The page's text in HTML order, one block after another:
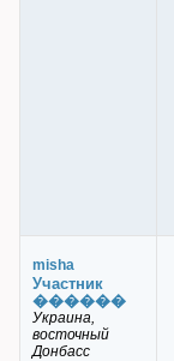
misha
Участник
������
Украина,
восточный
Донбасс